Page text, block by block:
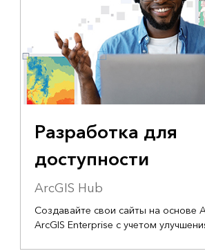
Разработка для
доступности
ArcGIS Hub
Создавайте свои сайты на основе
ArcGIS Enterprise с учетом